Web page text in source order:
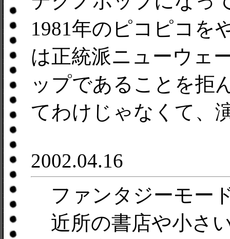
1981年のピコピコを
は正統派ニューウェ
ップであることを拒
てわけじゃなくて、
2002.04.16
ファンタジーモー
近所の書店や小さ